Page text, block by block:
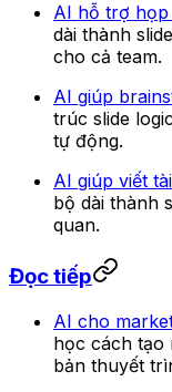
AI hỗ trợ
dài thành
cho cả team.
AI giúp
trúc slide
tự động.
AI giúp viết
bộ dài thành
quan.
Đọc tiếp
AI cho
học cách tạo
bản thuyết